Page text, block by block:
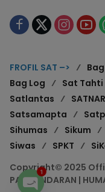
FROFIL SAT –>
Bag Log
Sat Tahti
Satlantas
Satsamapta
Sihumas
Sikum
Siwas
SPKT
Copyright© 2025
PANGANDARAN |
1